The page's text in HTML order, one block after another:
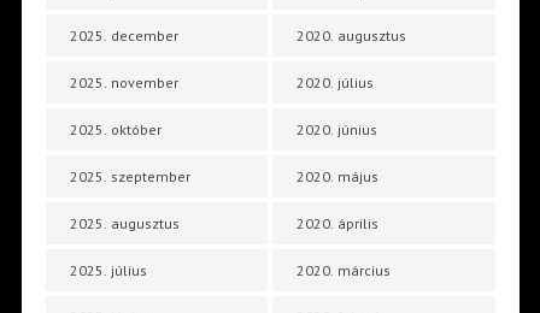
2025. december
2025. november
2025. október
2025. szeptember
2025. augusztus
2025. július
2020. augusztus
2020. július
2020. június
2020. május
2020. április
2020. március